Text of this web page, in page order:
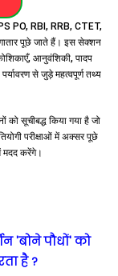
PO, RBI, RRB, CTET,
पूछे जाते हैं। इस सेक्शन
आनुवंशिकी, पादप
से जुड़े महत्वपूर्ण तथ्य
को सूचीबद्ध किया गया है जो
परीक्षाओं में अक्सर पूछे
मदद करेंगे।
'बोने पौधों' को
है ?